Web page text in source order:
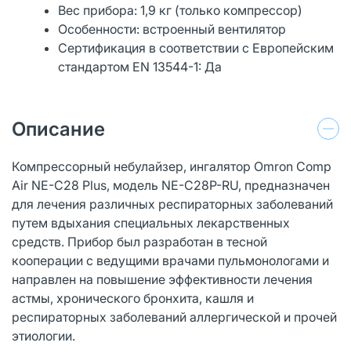
Вес прибора: 1,9 кг (только компрессор)
Особенности: встроенный вентилятор
Сертификация в соответствии с Европейским
стандартом EN 13544-1: Да
Описание
Компрессорный небулайзер, ингалятор Omron Comp
Air NE-C28 Plus, модель NE-C28P-RU, предназначен
для лечения различных респираторных заболеваний
путем вдыхания специальных лекарственных
средств. Прибор был разработан в тесной
кооперации с ведущими врачами пульмонологами и
направлен на повышение эффективности лечения
астмы, хронического бронхита, кашля и
респираторных заболеваний аллергической и прочей
этиологии.